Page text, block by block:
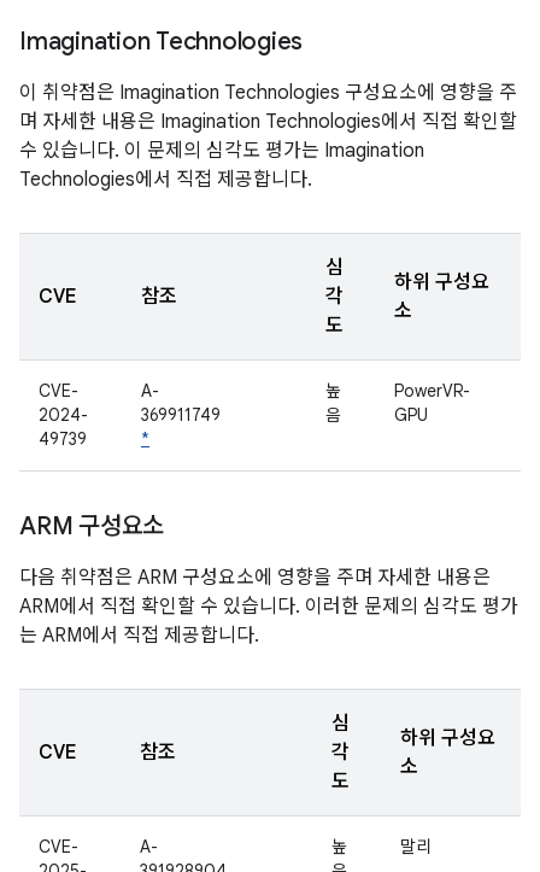
Imagination Technologies
이 취약점은 Imagination Technologies 구성요소에 영향을 주
며 자세한 내용은 Imagination Technologies에서 직접 확인할
수 있습니다. 이 문제의 심각도 평가는 Imagination
Technologies에서 직접 제공합니다.
CVE 참조
심
각
도
하위 구성요
소
CVE-
2024-
49739
A-
369911749
*
높
음
PowerVR-
GPU
ARM 구성요소
다음 취약점은 ARM 구성요소에 영향을 주며 자세한 내용은
ARM에서 직접 확인할 수 있습니다. 이러한 문제의 심각도 평가
는 ARM에서 직접 제공합니다.
CVE 참조
심
각
도
하위 구성요
소
CVE-
A-
높
말리